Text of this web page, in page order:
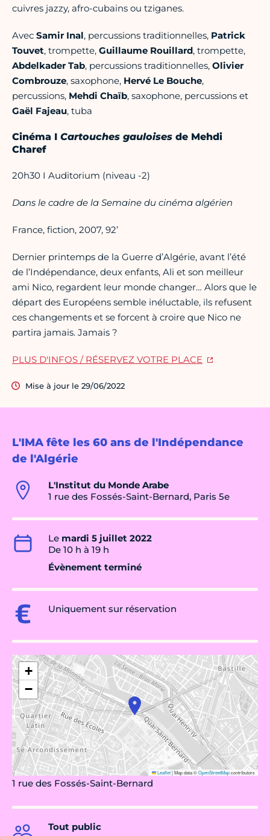
L'IMA fête les 60 ans de l'Indépendance
de l'Algérie
L'Institut du Monde Arabe
1 rue des Fossés-Saint-Bernard, Paris 5e
Le mardi 5 juillet 2022
De 10 h à 19 h
Évènement terminé
Uniquement sur réservation
+
−
Leaflet|Map data ©OpenStreetMapcontributors
1 rue des Fossés-Saint-Bernard
Tout public
cuivres jazzy, afro-cubains ou tziganes.
Avec Samir Inal, percussions traditionnelles, Patrick
Touvet, trompette, Guillaume Rouillard, trompette,
Abdelkader Tab, percussions traditionnelles, Olivier
Combrouze, saxophone, Hervé Le Bouche,
percussions, Mehdi Chaïb, saxophone, percussions et
Gaël Fajeau, tuba
Cinéma I Cartouches gauloises de Mehdi
Charef
20h30 I Auditorium (niveau -2)
Dans le cadre de la Semaine du cinéma algérien
France, fiction, 2007, 92’
Dernier printemps de la Guerre d’Algérie, avant l’été
de l’Indépendance, deux enfants, Ali et son meilleur
ami Nico, regardent leur monde changer… Alors que le
départ des Européens semble inéluctable, ils refusent
ces changements et se forcent à croire que Nico ne
partira jamais. Jamais ?
PLUS D'INFOS / RÉSERVEZ VOTRE PLACE
Mise à jour le 29/06/2022